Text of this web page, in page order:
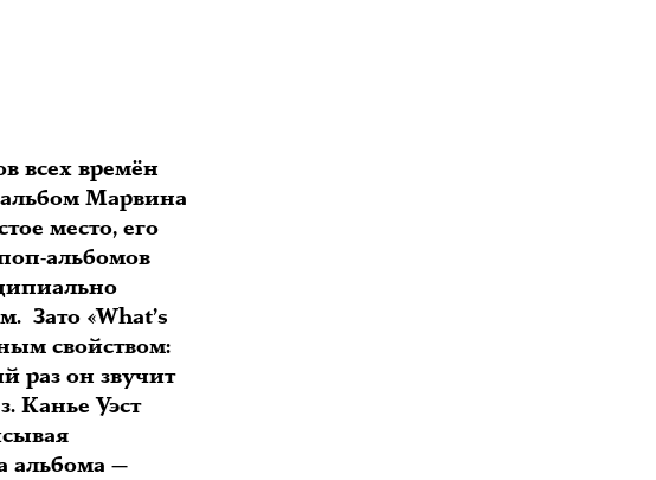
всех времён
Марвина
место, его
альбомов
Зато «What’s
свойством:
раз он звучит
Канье Уэст
альбома —